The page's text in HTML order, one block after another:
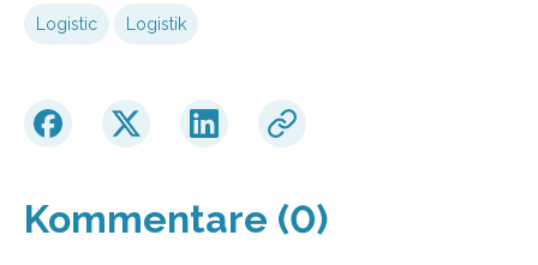
Logistic Logistik
Kommentare (0)